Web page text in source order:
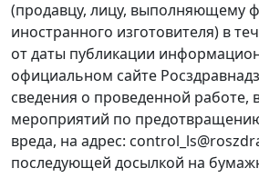
(продавцу, лицу, выполняющему
иностранного изготовителя) в
от даты публикации
официальном сайте
сведения о проведенной работе,
мероприятий по
вреда, на адрес:
последующей досылкой на